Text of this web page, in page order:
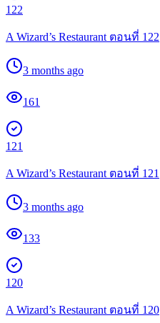
122
A Wizard’s Restaurant ตอนที่ 122
3 months ago
161
121
A Wizard’s Restaurant ตอนที่ 121
3 months ago
133
120
A Wizard’s Restaurant ตอนที่ 120